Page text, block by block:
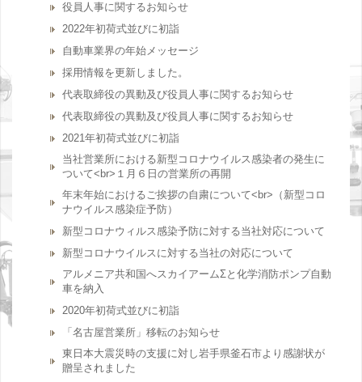
役員人事に関するお知らせ
2022年初荷式並びに初詣
自動車業界の年始メッセージ
採用情報を更新しました。
代表取締役の異動及び役員人事に関するお知らせ
代表取締役の異動及び役員人事に関するお知らせ
2021年初荷式並びに初詣
当社営業所における新型コロナウイルス感染者の発生に
ついて<br>１月６日の営業所の再開
年末年始におけるご挨拶の自粛について<br>（新型コロ
ナウイルス感染症予防）
新型コロナウィルス感染予防に対する当社対応について
新型コロナウイルスに対する当社の対応について
アルメニア共和国へスカイアームΣと化学消防ポンプ自動
車を納入
2020年初荷式並びに初詣
「名古屋営業所」移転のお知らせ
東日本大震災時の支援に対し岩手県釜石市より感謝状が
贈呈されました